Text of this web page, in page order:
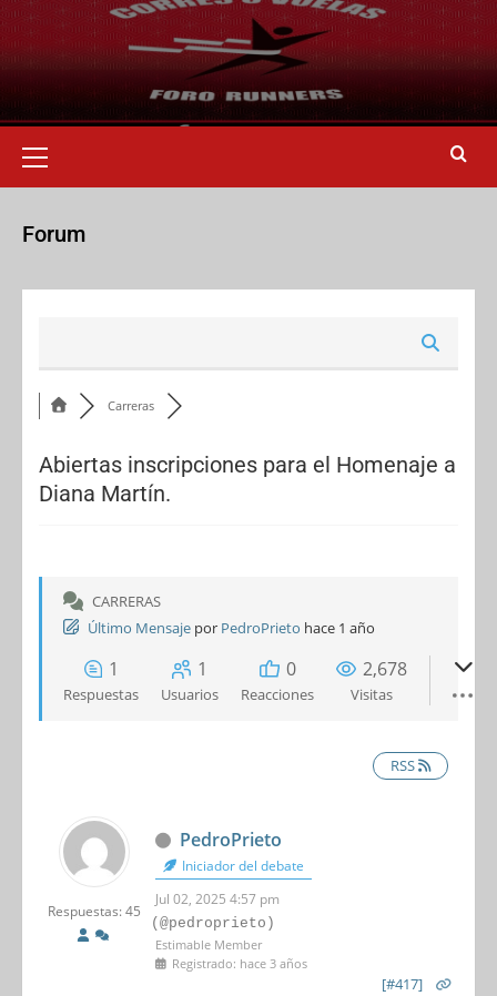
Forum
Carreras
Abiertas inscripciones para el Homenaje a
Diana Martín.
CARRERAS
Último Mensaje por PedroPrieto hace 1 año
1
Respuestas
1
Usuarios
0
Reacciones
2,678
Visitas
RSS
Respuestas: 45
PedroPrieto
Iniciador del debate
Jul 02, 2025 4:57 pm
(@pedroprieto)
Estimable Member
Registrado: hace 3 años
[#417]